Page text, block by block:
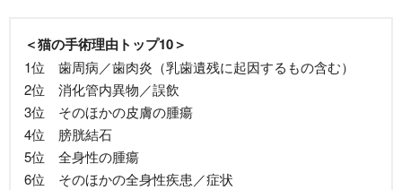
＜猫の手術理由トップ10＞
1位 歯周病／歯肉炎（乳歯遺残に起因するもの含む）
2位 消化管内異物／誤飲
3位 そのほかの皮膚の腫瘍
4位 膀胱結石
5位 全身性の腫瘍
6位 そのほかの全身性疾患／症状